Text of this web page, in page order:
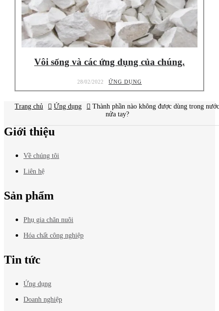
Vôi sống và các ứng dụng của chúng.
28/02/2022 ỨNG DỤNG
Báo giámới nhất?
Trang chủ Ứng dụng
Thành phần nào không được dùng trong
nửa tay?
Giới thiệu
Về chúng tôi
Liên hệ
Sản phẩm
Phụ gia chăn nuôi
Hóa chất công nghiệp
Tin tức
Ứng dụng
Doanh nghiệp